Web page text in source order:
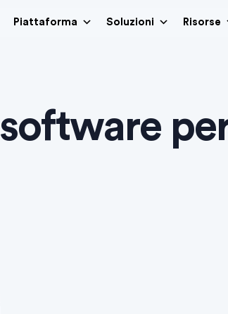
Piattaforma Soluzioni Risorse
software